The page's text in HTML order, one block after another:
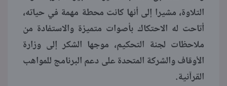
التلاوة، مشيرا إلى أنها كانت محطة مهمة في حياته،
أتاحت له الاحتكاك بأصوات متميزة والاستفادة من
ملاحظات لجنة التحكيم، موجها الشكر إلى وزارة
الأوقاف والشركة المتحدة على دعم البرنامج للمواهب
القرآنية.